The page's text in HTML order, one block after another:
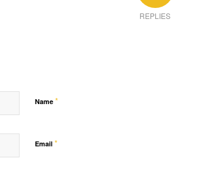
REPLIES
Name *
Email *